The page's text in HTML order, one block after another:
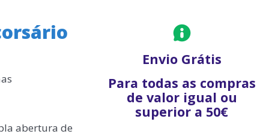
abertura de
Envio Grátis
Para todas as compras
de valor igual ou
superior a 50€